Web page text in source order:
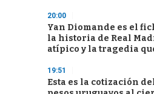
20:00
Yan Diomande es el
la historia de Real
atípico y la tragedia
19:51
Esta es la cotización